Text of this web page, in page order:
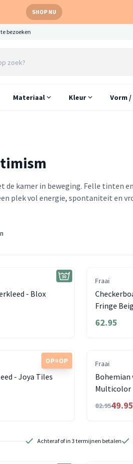
SHOP NU
bezoeken
Materiaal Kleur Vorm
de kamer in beweging. Felle tinten
plek vol energie, spontaniteit en
- Blox
Fraai
Fringe
62.95
OP=OP
- Joya Tiles
Fraai
Bohemian
Multicolor
82.9549.95
Achteraf of in 3 termijnen betalen